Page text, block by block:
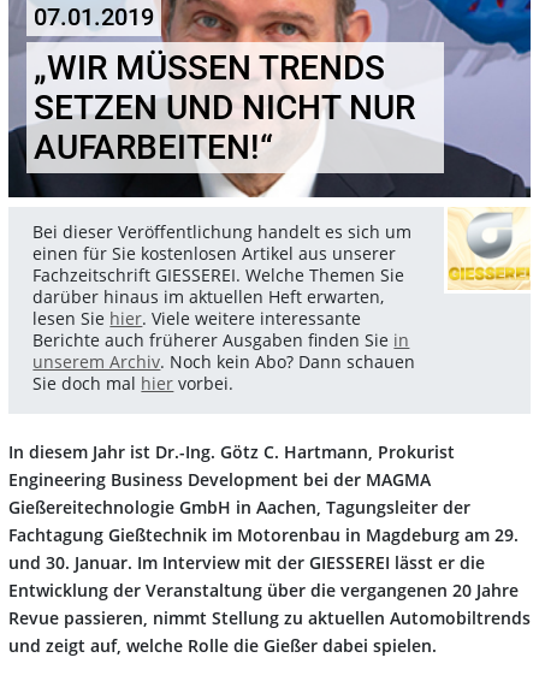
07.01.2019
„WIR MÜSSEN TRENDS
SETZEN UND NICHT NUR
AUFARBEITEN!“
Bei dieser Veröffentlichung handelt es sich um
einen für Sie kostenlosen Artikel aus unserer
Fachzeitschrift GIESSEREI. Welche Themen Sie
darüber hinaus im aktuellen Heft erwarten,
lesen Sie hier. Viele weitere interessante
Berichte auch früherer Ausgaben finden Sie in
unserem Archiv. Noch kein Abo? Dann schauen
Sie doch mal hier vorbei.
In diesem Jahr ist Dr.-Ing. Götz C. Hartmann, Prokurist
Engineering Business Development bei der MAGMA
Gießereitechnologie GmbH in Aachen, Tagungsleiter der
Fachtagung Gießtechnik im Motorenbau in Magdeburg am 29.
und 30. Januar. Im Interview mit der GIESSEREI lässt er die
Entwicklung der Veranstaltung über die vergangenen 20 Jahre
Revue passieren, nimmt Stellung zu aktuellen Automobiltrends
und zeigt auf, welche Rolle die Gießer dabei spielen.